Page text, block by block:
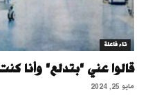
تاء فاعلة
قالوا عني "بتدلع" وأنا
مايو 25, 2024